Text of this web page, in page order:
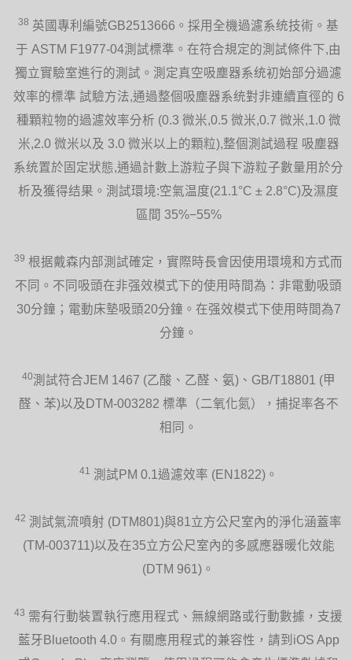
38 英國專利編號GB2513666。採用全機過濾系统技術。基
于 ASTM F1977-04測試標準。在符合規定的測試條件下,由
獨立實驗室進行的測試。測定真空吸塵器系统初始部分過濾
效率的標準 試驗方法,通過整個吸塵器系统對非連續直徑的 6
種顆粒物的過濾效率分析 (0.3 微米,0.5 微米,0.7 微米,1.0 微
米,2.0 微米以及 3.0 微米以上的顆粒),整個測試過程 吸塵器
系统置於固定狀態,通過計數上游粒子與下游粒子數量用於分
析及獲得结果。測試環境:空氣温度(21.1°C ± 2.8°C)及濕度
區間 35%−55%
39 根据戴森内部測試確定，實際時長會因使用環境和方式而
不同。不同吸頭在非强效模式下的使用時間為：非電動吸頭
30分鐘；電動床墊吸頭20分鐘。在强效模式下使用時間為7
分鐘。
40測試符合JEM 1467 (乙酸、乙醛、氨)、GB/T18801 (甲
醛、苯)以及DTM-003282 標準（二氧化氮），捕捉率各不
相同。
41 測試PM 0.1過濾效率 (EN1822)。
42 測試氣流噴射 (DTM801)與81立方公尺室內的淨化涵蓋率
(TM-003711)以及在35立方公尺室內的多感應器暖化效能
(DTM 961)。
43 需有行動裝置執行應用程式、無線網路或行動數據，支援
藍牙Bluetooth 4.0。有關應用程式的兼容性，請到iOS App